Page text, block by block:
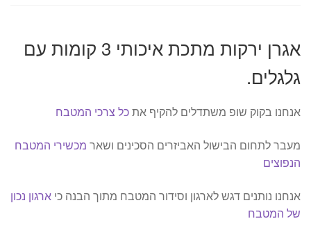
אגרן ירקות מתכת איכותי 3 קומות עם
גלגלים.
אנחנו בקוק שופ משתדלים להקיף אתכל צרכי המטבח
מעבר לתחום הבישול האביזרים הסכינים ושאר מכשירי המטבח
הנפוצים
אנחנו נותנים דגש לארגון וסידור המטבח מתוך הבנה כי ארגון נכון
של המטבח